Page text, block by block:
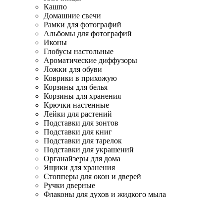
Кашпо
Домашние свечи
Рамки для фотографий
Альбомы для фотографий
Иконы
Глобусы настольные
Ароматические диффузоры
Ложки для обуви
Коврики в прихожую
Корзины для белья
Корзины для хранения
Крючки настенные
Лейки для растений
Подставки для зонтов
Подставки для книг
Подставки для тарелок
Подставки для украшений
Органайзеры для дома
Ящики для хранения
Стопперы для окон и дверей
Ручки дверные
Флаконы для духов и жидкого мыла